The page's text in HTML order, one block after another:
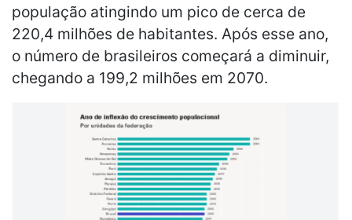
população atingindo um pico de cerca de
220,4 milhões de habitantes. Após esse ano,
o número de brasileiros começará a diminuir,
chegando a 199,2 milhões em 2070.